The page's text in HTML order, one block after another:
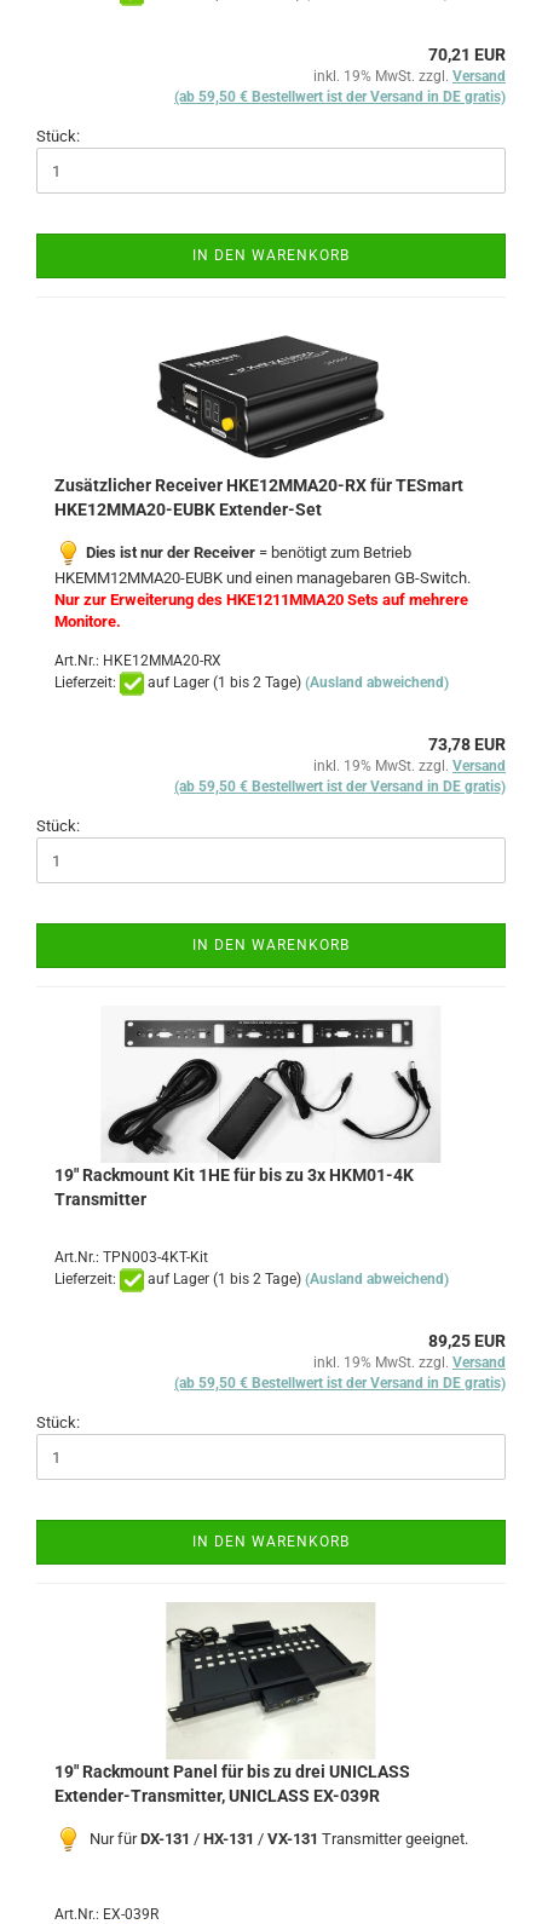
70,21 EUR
inkl. 19% MwSt. zzgl. Versand
(ab 59,50 € Bestellwert ist der Versand in DE gratis)
Stück:
IN DEN WARENKORB
Zusätzlicher Receiver HKE12MMA20-RX für TESmart
HKE12MMA20-EUBK Extender-Set
Dies ist nur der Receiver = benötigt zum Betrieb
HKEMM12MMA20-EUBK und einen managebaren GB-Switch.
Nur zur Erweiterung des HKE1211MMA20 Sets auf mehrere
Monitore.
Art.Nr.: HKE12MMA20-RX
Lieferzeit:
auf Lager (1 bis 2 Tage) (Ausland abweichend)
73,78 EUR
inkl. 19% MwSt. zzgl. Versand
(ab 59,50 € Bestellwert ist der Versand in DE gratis)
Stück:
IN DEN WARENKORB
19" Rackmount Kit 1HE für bis zu 3x HKM01-4K
Transmitter
Art.Nr.: TPN003-4KT-Kit
Lieferzeit:
auf Lager (1 bis 2 Tage) (Ausland abweichend)
89,25 EUR
inkl. 19% MwSt. zzgl. Versand
(ab 59,50 € Bestellwert ist der Versand in DE gratis)
Stück:
IN DEN WARENKORB
19" Rackmount Panel für bis zu drei UNICLASS
Extender-Transmitter, UNICLASS EX-039R
Nur fürDX-131 / HX-131 / VX-131 Transmitter geeignet.
Art.Nr.: EX-039R